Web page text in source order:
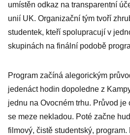
umístěn odkaz na transparentní
unií UK. Organizační tým tvoří
studentek, kteří spolupracují v
skupinách na finální podobě
Program začíná alegorickým
jedenáct hodin dopoledne z
jednu na Ovocném trhu. Průvod je
se meze nekladou. Poté začne
filmový, čistě studentský,